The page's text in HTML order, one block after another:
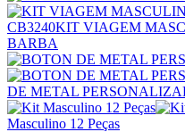
CB3240KIT VIAGEM
BARBA
DE METAL
Masculino 12 Peças